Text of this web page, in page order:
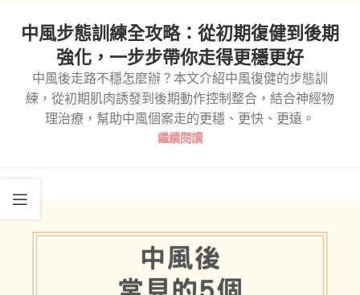
中風步態訓練全攻略：從初期復健到後期
強化，一步步帶你走得更穩更好
中風後走路不穩怎麼辦？本文介紹中風復健的步態訓
練，從初期肌肉誘發到後期動作控制整合，結合神經物
理治療，幫助中風個案走的更穩、更快、更遠。
繼續閱讀